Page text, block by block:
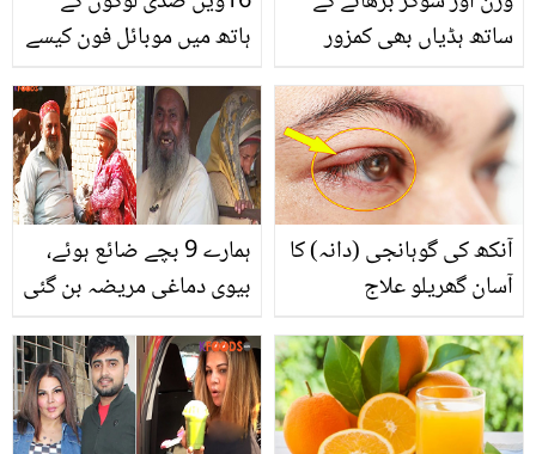
ہاتھ میں موبائل فون کیسے
جس نے لوگوں کی آنکھیں
کھول دیں
ساتھ ہڈیاں بھی کمزور
سے کھاتے ہیں تو اس کے یہ
نقصان بھی جان لیں
ہمارے 9 بچے ضائع ہوئے،
بیوی دماغی مریضہ بن گئی
زندگی گزارنے والا بزرگ
جوڑا، جو ہر حال میں اللہ
کا شکر ادا کرتا ہے، دیکھیے
آنکھ کی گوہانجی (دانہ) کا
آسان گھریلو علاج